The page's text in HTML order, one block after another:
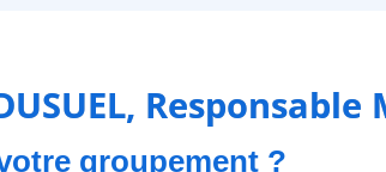
Responsable
groupement ?